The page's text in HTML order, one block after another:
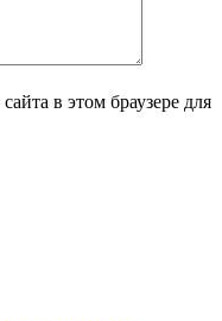
в этом браузере для